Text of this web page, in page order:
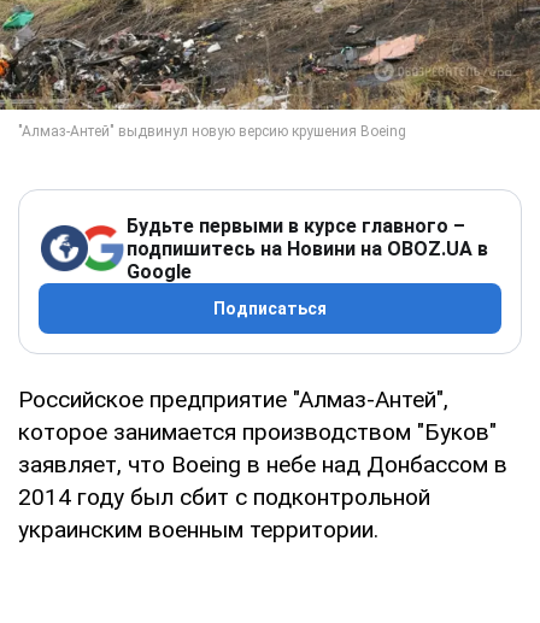
Будьте первыми в курсе главного –
подпишитесь на Новини на OBOZ.UA в
Google
Подписаться
Российское предприятие "Алмаз-Антей",
которое занимается производством "Буков"
заявляет, что Boeing в небе над Донбассом в
2014 году был сбит с подконтрольной
украинским военным территории.